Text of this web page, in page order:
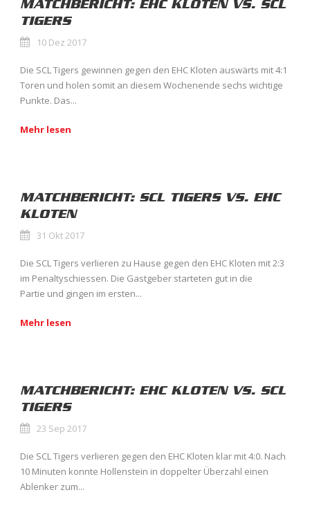
MATCHBERICHT: EHC KLOTEN VS. SCL
TIGERS
10 Dez 2017
Die SCL Tigers gewinnen gegen den EHC Kloten auswärts mit 4:1
Toren und holen somit an diesem Wochenende sechs wichtige
Punkte. Das...
Mehr lesen
MATCHBERICHT: SCL TIGERS VS. EHC
KLOTEN
31 Okt 2017
Die SCL Tigers verlieren zu Hause gegen den EHC Kloten mit 2:3
im Penaltyschiessen. Die Gastgeber starteten gut in die
Partie und gingen im ersten...
Mehr lesen
MATCHBERICHT: EHC KLOTEN VS. SCL
TIGERS
23 Sep 2017
Die SCL Tigers verlieren gegen den EHC Kloten klar mit 4:0. Nach
10 Minuten konnte Hollenstein in doppelter Überzahl einen
Ablenker zum...